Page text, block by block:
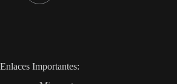
Enlaces Importantes: